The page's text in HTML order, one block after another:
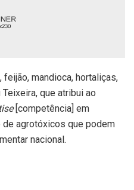
feijão, mandioca, hortaliças,
que atribui ao
[competência] em
agrotóxicos que podem
nacional.